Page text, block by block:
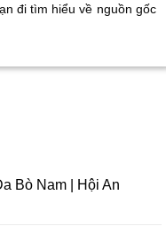
đi tìm hiểu về nguồn gốc
Bò Nam | Hội An